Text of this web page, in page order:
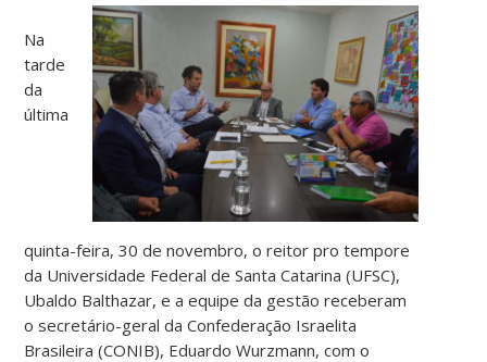
Na
tarde
da
última
quinta-feira, 30 de novembro, o reitor pro tempore
da Universidade Federal de Santa Catarina (UFSC),
Ubaldo Balthazar, e a equipe da gestão receberam
o secretário-geral da Confederação Israelita
Brasileira (CONIB), Eduardo Wurzmann, com o